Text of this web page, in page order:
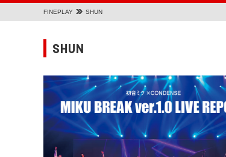
FINEPLAY SHUN
SHUN